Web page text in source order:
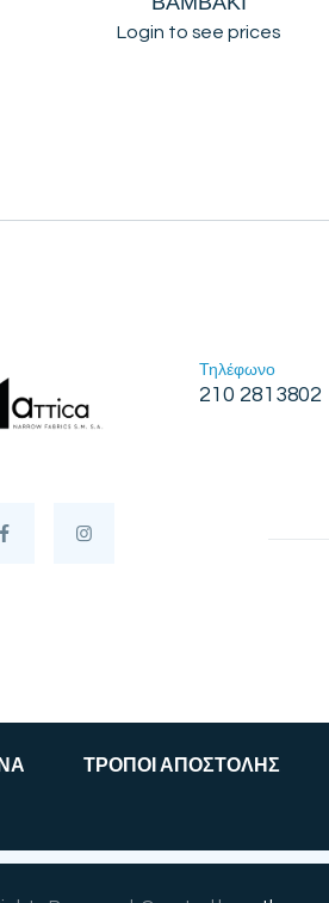
Login to see prices
Τηλέφωνο
210 2813802
ΤΡΟΠΟΙ ΑΠΟΣΤΟΛΗΣ